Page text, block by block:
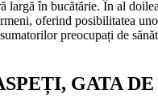
largă în bucătărie. În al
oferind posibilitatea
preocupați de
GATA